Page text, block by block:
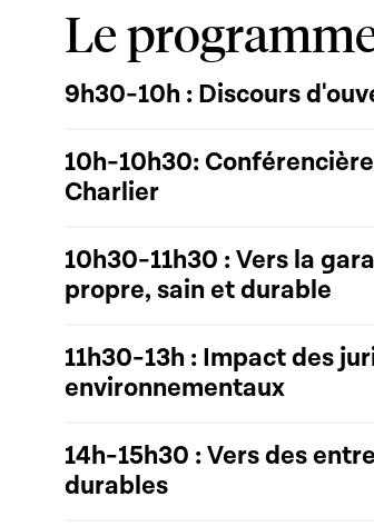
Le
9h30-10h : Discours
10h-10h30:
Charlier
10h30-11h30 : Vers la
propre, sain et durable
11h30-13h : Impact des
environnementaux
14h-15h30 : Vers des
durables